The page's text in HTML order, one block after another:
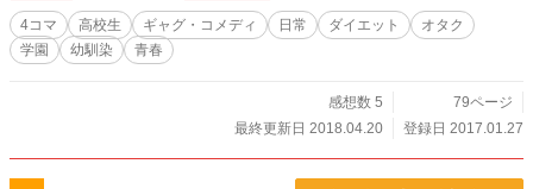
4コマ 高校生 ギャグ・コメディ 日常 ダイエット
オタク
学園
幼馴染 青春
感想数 5
79ページ
最終更新日 2018.04.20
登録日 2017.01.27